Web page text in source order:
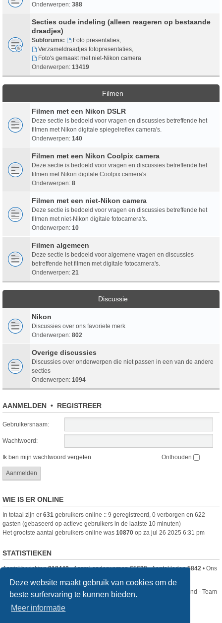
Deze website maakt gebruik van cookies om de
beste surfervaring te kunnen bieden.
Meer informatie
Onderwerpen: 388
Secties oude indeling (alleen reageren op bestaande
draadjes)
Subforums: Foto presentaties,
Verzameldraadjes fotopresentaties,
Foto's gemaakt met niet-Nikon camera
Onderwerpen: 13419
Filmen
Filmen met een Nikon DSLR
Deze sectie is bedoeld voor vragen en discussies betreffende het
filmen met Nikon digitale spiegelreflex camera's.
Onderwerpen: 140
Filmen met een Nikon Coolpix camera
Deze sectie is bedoeld voor vragen en discussies betreffende het
filmen met Nikon digitale Coolpix camera's.
Onderwerpen: 8
Filmen met een niet-Nikon camera
Deze sectie is bedoeld voor vragen en discussies betreffende het
filmen met niet-Nikon digitale fotocamera's.
Onderwerpen: 10
Filmen algemeen
Deze sectie is bedoeld voor algemene vragen en discussies
betreffende het filmen met digitale fotocamera's.
Onderwerpen: 21
Discussie
Nikon
Discussies over ons favoriete merk
Onderwerpen: 802
Overige discussies
Discussies over onderwerpen die niet passen in een van de andere
secties
Onderwerpen: 1094
AANMELDEN • REGISTREER
Gebruikersnaam:
Wachtwoord:
Ik ben mijn wachtwoord vergeten Onthouden
WIE IS ER ONLINE
In totaal zijn er 631 gebruikers online :: 9 geregistreerd, 0 verborgen en 622
gasten (gebaseerd op actieve gebruikers in de laatste 10 minuten)
Het grootste aantal gebruikers online was 10870 op za jul 26 2025 6:31 pm
STATISTIEKEN
Aantal berichten918449• Aantal onderwerpen65628• Aantal leden5842 • Ons
Nikon Club Nederland - Team
Forum